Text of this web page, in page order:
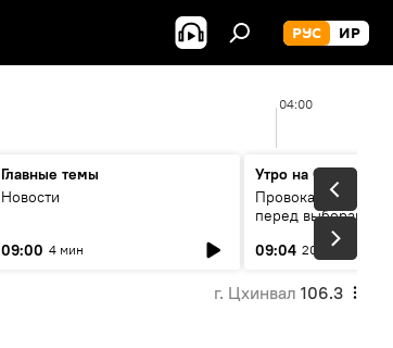
РУС ИР
04:00
Главные темы
Новости
09:00 4 мин
Утро на Спутнике
Провокации со
перед выборами в
09:04 20 мин
г. Цхинвал 106.3